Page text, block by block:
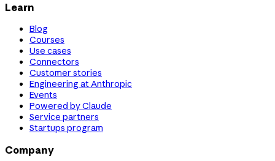
Learn
Blog
Courses
Use cases
Connectors
Customer stories
Engineering at Anthropic
Events
Powered by Claude
Service partners
Startups program
Company